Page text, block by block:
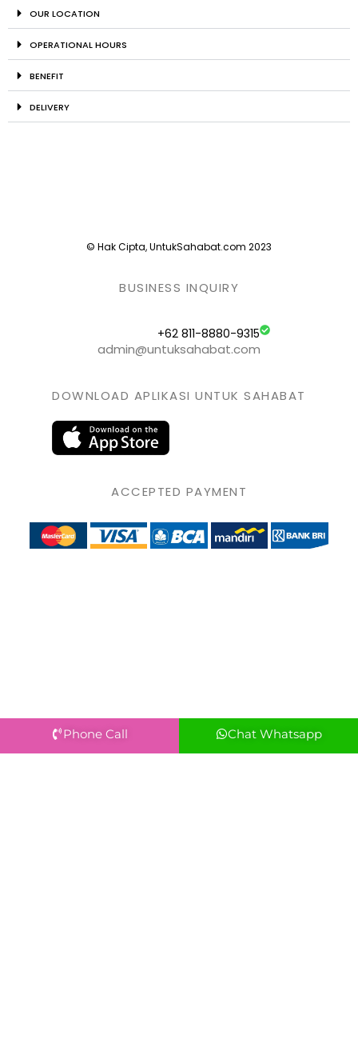
OUR LOCATION
OPERATIONAL HOURS
BENEFIT
DELIVERY
© Hak Cipta, UntukSahabat.com 2023
BUSINESS INQUIRY
+62 811-8880-9315
admin@untuksahabat.com
DOWNLOAD APLIKASI UNTUK SAHABAT
ACCEPTED PAYMENT
Phone Call Chat Whatsapp